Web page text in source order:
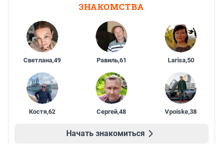
ЗНАКОМСТВА
Светлана,49 Равиль,61 Larisa,50
Костя,62 Сергей,48 Vpoiske,38
Начать знакомиться